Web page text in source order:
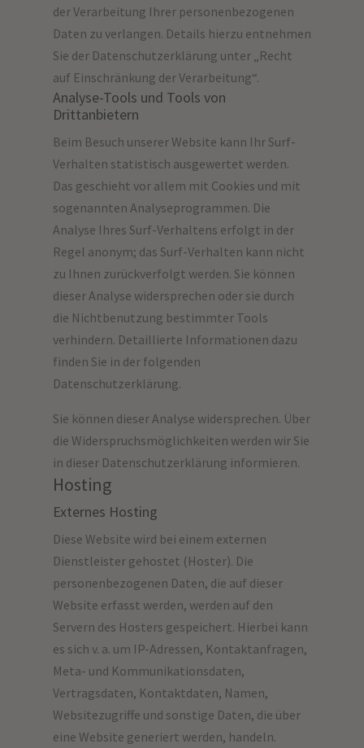
der Verarbeitung Ihrer personenbezogenen
Daten zu verlangen. Details hierzu entnehmen
Sie der Datenschutzerklärung unter „Recht
auf Einschränkung der Verarbeitung“.
Analyse-Tools und Tools von
Drittanbietern
Beim Besuch unserer Website kann Ihr Surf-
Verhalten statistisch ausgewertet werden.
Das geschieht vor allem mit Cookies und mit
sogenannten Analyseprogrammen. Die
Analyse Ihres Surf-Verhaltens erfolgt in der
Regel anonym; das Surf-Verhalten kann nicht
zu Ihnen zurückverfolgt werden. Sie können
dieser Analyse widersprechen oder sie durch
die Nichtbenutzung bestimmter Tools
verhindern. Detaillierte Informationen dazu
finden Sie in der folgenden
Datenschutzerklärung.
Sie können dieser Analyse widersprechen. Über
die Widerspruchsmöglichkeiten werden wir Sie
in dieser Datenschutzerklärung informieren.
Hosting
Externes Hosting
Diese Website wird bei einem externen
Dienstleister gehostet (Hoster). Die
personenbezogenen Daten, die auf dieser
Website erfasst werden, werden auf den
Servern des Hosters gespeichert. Hierbei kann
es sich v. a. um IP-Adressen, Kontaktanfragen,
Meta- und Kommunikationsdaten,
Vertragsdaten, Kontaktdaten, Namen,
Websitezugriffe und sonstige Daten, die über
eine Website generiert werden, handeln.